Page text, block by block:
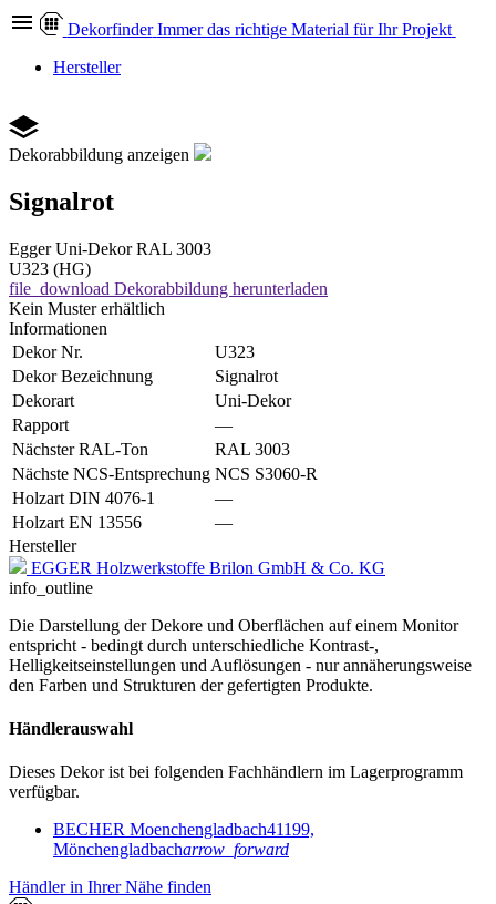
Dekorfinder Immer das richtige Material für Ihr Projekt
Hersteller
Dekorabbildung anzeigen
Signalrot
Egger Uni-Dekor RAL 3003
U323 (HG)
file_download Dekorabbildung herunterladen
Kein Muster erhältlich
Informationen
Dekor Nr.
U323
Dekor Bezeichnung
Signalrot
Dekorart
Uni-Dekor
Rapport
—
Nächster RAL-Ton
RAL 3003
Nächste NCS-Entsprechung NCS S3060-R
Holzart DIN 4076-1
—
Holzart EN 13556
—
Hersteller
EGGER Holzwerkstoffe Brilon GmbH & Co. KG
info_outline
Die Darstellung der Dekore und Oberflächen auf einem Monitor
entspricht - bedingt durch unterschiedliche Kontrast-,
Helligkeitseinstellungen und Auflösungen - nur annäherungsweise
den Farben und Strukturen der gefertigten Produkte.
Händlerauswahl
Dieses Dekor ist bei folgenden Fachhändlern im Lagerprogramm
verfügbar.
BECHER Moenchengladbach41199,
Mönchengladbacharrow_forward
Händler in Ihrer Nähe finden